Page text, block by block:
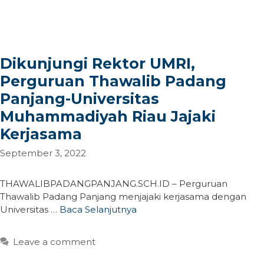
Dikunjungi Rektor UMRI,
Perguruan Thawalib Padang
Panjang-Universitas
Muhammadiyah Riau Jajaki
Kerjasama
September 3, 2022
THAWALIBPADANGPANJANG.SCH.ID – Perguruan
Thawalib Padang Panjang menjajaki kerjasama dengan
Universitas … Baca Selanjutnya
Leave a comment